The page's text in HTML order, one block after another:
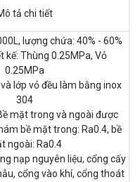
tả chi tiết
lượng chứa: 40% - 60%
kế: Thùng 0.25MPa, Vỏ
0.25MPa
lớp vỏ đều làm bằng inox
304
mặt trong và ngoài được
bề mặt trong: Ra0.4, bề
ngoài: Ra0.4
nạp nguyên liệu, cổng cấy
cổng vào khí, cổng thoát